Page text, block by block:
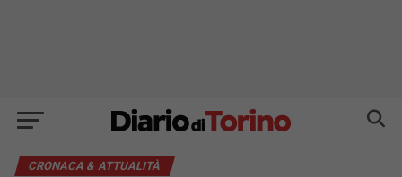
CRONACA & ATTUALITÀ